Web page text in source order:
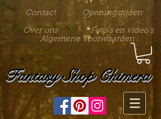
Contact Openingstijden
Over ons
Foto's en video's
Algemene Voorwaarden
Fantasy Shop Chimera